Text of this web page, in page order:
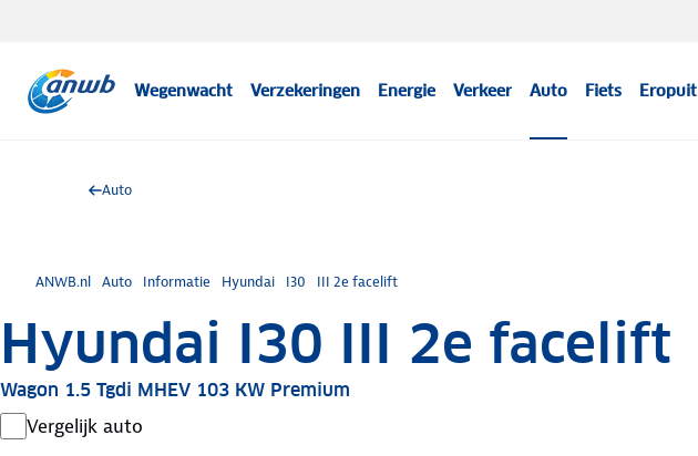
Wegenwacht Verzekeringen Energie Verkeer Auto Fiets Eropuit
Auto
ANWB.nl Auto Informatie Hyundai I30 III 2e facelift
Hyundai I30 III 2e facelift
Wagon 1.5 Tgdi MHEV 103 KW Premium
Vergelijk auto